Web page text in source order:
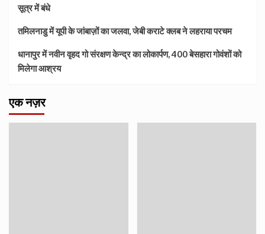
सूत्र में बंधे
तमिलनाडु में यूपी के जांबाज़ों का जलवा, जेबी कराटे क्लब ने लहराया परचम
धानापुर में नवीन वृहद गो संरक्षण केन्द्र का लोकार्पण, 400 बेसहारा गोवंशों को
मिलेगा आश्रय
एक नज़र